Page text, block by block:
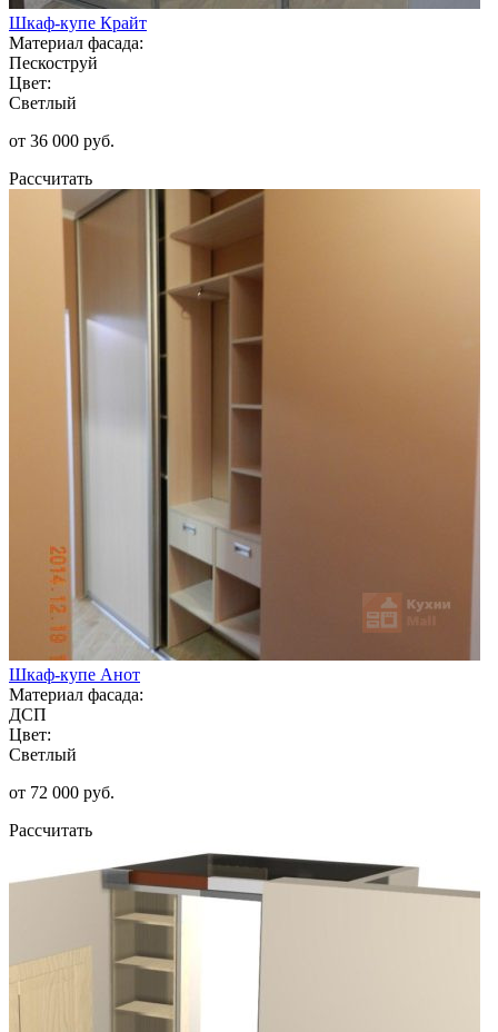
Шкаф-купе Крайт
Материал фасада:
Пескоструй
Цвет:
Светлый
от 36 000 руб.
Рассчитать
Шкаф-купе Анот
Материал фасада:
ДСП
Цвет:
Светлый
от 72 000 руб.
Рассчитать